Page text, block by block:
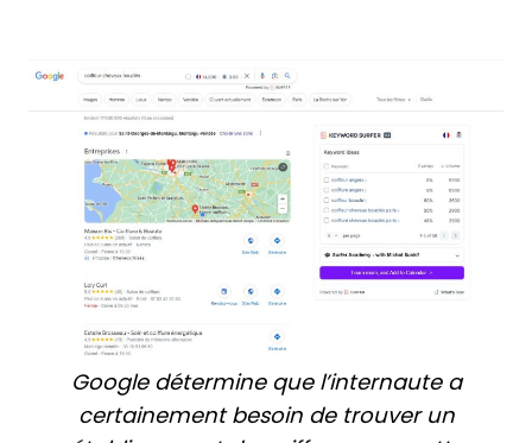
Google détermine que l’internaute a
certainement besoin de trouver un